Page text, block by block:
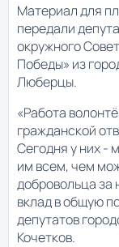
Материал для
передали
окружного
Победы» из
Люберцы.
«Работа
гражданской
Сегодня у них -
им всем, чем
добровольца за
вклад в общую
депутатов
Кочетков.